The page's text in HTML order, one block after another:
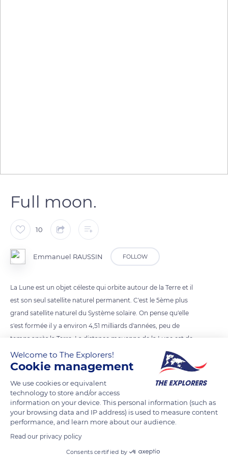
Full moon.
10
Emmanuel RAUSSIN FOLLOW
La Lune est un objet céleste qui orbite autour de la Terre et il
est son seul satellite naturel permanent. C'est le 5ème plus
grand satellite naturel du Système solaire. On pense qu'elle
s'est formée il y a environ 4,51 milliards d'années, peu de
temps après la Terre. La distance moyenne de la Lune est de
384 402 km soit 1,28 seconde-lumière. C'est environ trente
fois le diamètre de la Terre. Le 21 juillet 1969, pour la 1ère fois,
Lune
READ MORE TRANSLATE
Welcome to The Explorers!
Cookie management
We use cookies or equivalent
technology to store and/or access
information on your device. This personal information (such as
your browsing data and IP address) is used to measure content
performance, and learn more about our audience.
Read our privacy policy
Consents certified by